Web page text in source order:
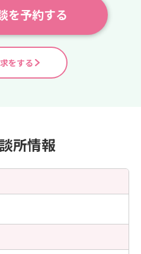
を予約する
をする
所情報